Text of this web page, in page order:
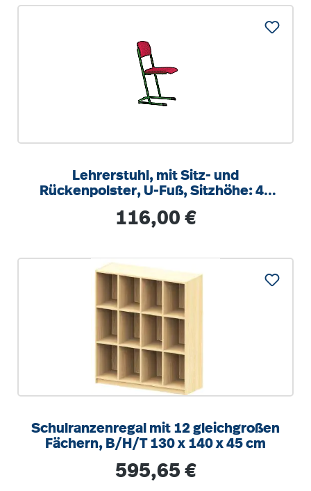
Lehrerstuhl, mit Sitz- und
Rückenpolster, U-Fuß, Sitzhöhe: 46
Regulärer Preis:
116,00 €
Schulranzenregal mit 12 gleichgroßen
Fächern, B/H/T 130 x 140 x 45 cm
Regulärer Preis:
595,65 €